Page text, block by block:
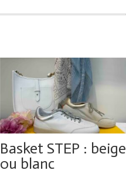
Basket STEP : beige
ou blanc